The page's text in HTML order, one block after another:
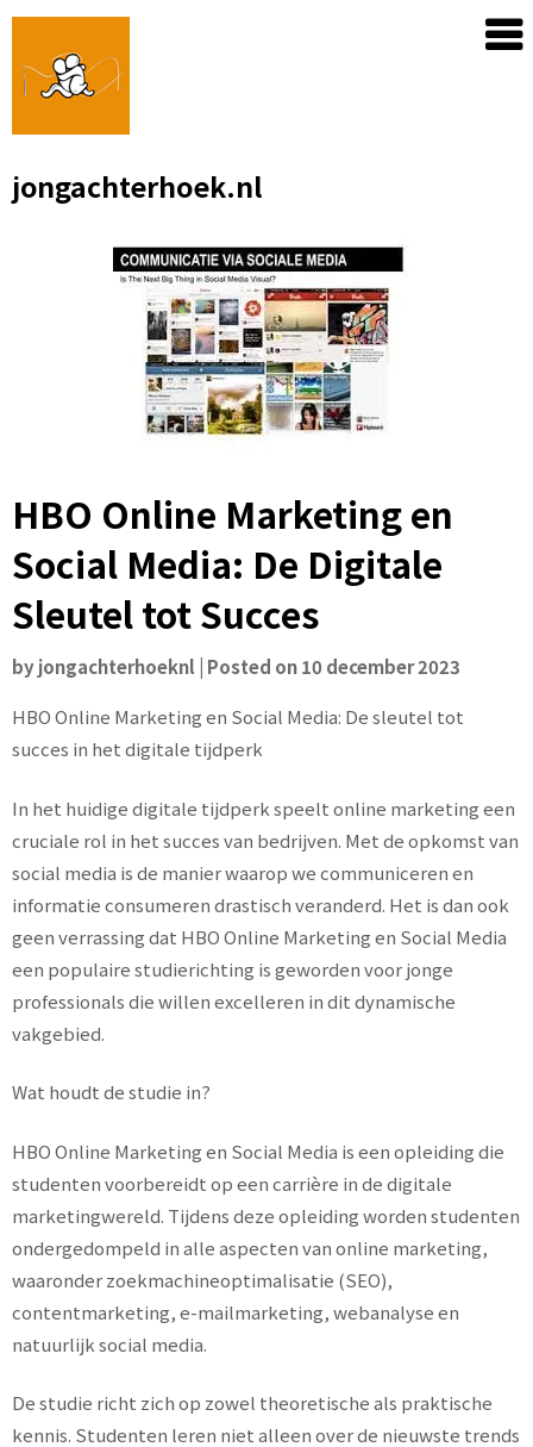
Skip
content
jongachterhoek.nl
HBO Online Marketing en
Social Media: De Digitale
Sleutel tot Succes
byjongachterhoeknl Posted on10 december 2023
HBO Online Marketing en Social Media: De sleutel tot
succes in het digitale tijdperk
In het huidige digitale tijdperk speelt online marketing een
cruciale rol in het succes van bedrijven. Met de opkomst van
social media is de manier waarop we communiceren en
informatie consumeren drastisch veranderd. Het is dan ook
geen verrassing dat HBO Online Marketing en Social Media
een populaire studierichting is geworden voor jonge
professionals die willen excelleren in dit dynamische
vakgebied.
Wat houdt de studie in?
HBO Online Marketing en Social Media is een opleiding die
studenten voorbereidt op een carrière in de digitale
marketingwereld. Tijdens deze opleiding worden studenten
ondergedompeld in alle aspecten van online marketing,
waaronder zoekmachineoptimalisatie (SEO),
contentmarketing, e-mailmarketing, webanalyse en
natuurlijk social media.
De studie richt zich op zowel theoretische als praktische
kennis. Studenten leren niet alleen over de nieuwste trends